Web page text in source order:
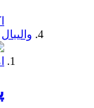
والیبال